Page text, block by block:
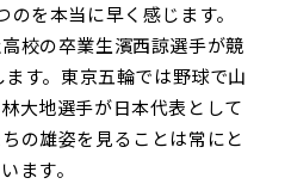
を本当に早く感じます。
校の卒業生濱西諒選手が競
す。東京五輪では野球で山
大地選手が日本代表として
の雄姿を見ることは常にと
ます。